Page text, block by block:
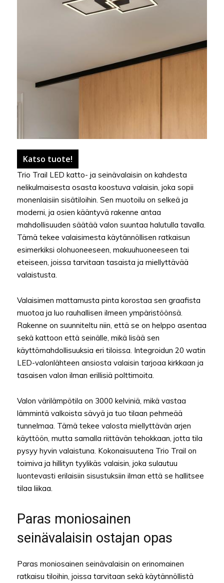
Katso tuote!
Trio Trail LED katto- ja seinävalaisin on kahdesta
nelikulmaisesta osasta koostuva valaisin, joka sopii
monenlaisiin sisätiloihin. Sen muotoilu on selkeä ja
moderni, ja osien kääntyvä rakenne antaa
mahdollisuuden säätää valon suuntaa halutulla tavalla.
Tämä tekee valaisimesta käytännöllisen ratkaisun
esimerkiksi olohuoneeseen, makuuhuoneeseen tai
eteiseen, joissa tarvitaan tasaista ja miellyttävää
valaistusta.
Valaisimen mattamusta pinta korostaa sen graafista
muotoa ja luo rauhallisen ilmeen ympäristöönsä.
Rakenne on suunniteltu niin, että se on helppo asentaa
sekä kattoon että seinälle, mikä lisää sen
käyttömahdollisuuksia eri tiloissa. Integroidun 20 watin
LED-valonlähteen ansiosta valaisin tarjoaa kirkkaan ja
tasaisen valon ilman erillisiä polttimoita.
Valon värilämpötila on 3000 kelviniä, mikä vastaa
lämmintä valkoista sävyä ja tuo tilaan pehmeää
tunnelmaa. Tämä tekee valosta miellyttävän arjen
käyttöön, mutta samalla riittävän tehokkaan, jotta tila
pysyy hyvin valaistuna. Kokonaisuutena Trio Trail on
toimiva ja hillityn tyylikäs valaisin, joka sulautuu
luontevasti erilaisiin sisustuksiin ilman että se hallitsee
tilaa liikaa.
Paras moniosainen
seinävalaisin ostajan opas
Paras moniosainen seinävalaisin on erinomainen
ratkaisu tiloihin, joissa tarvitaan sekä käytännöllistä